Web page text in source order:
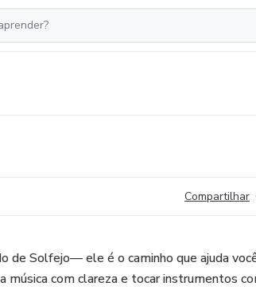
Compartilhar
de Solfejo— ele é o caminho que ajuda
música com clareza e tocar instrumentos